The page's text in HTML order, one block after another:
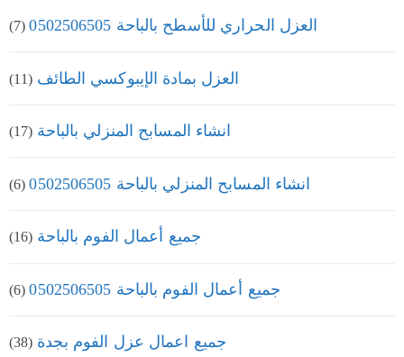
العزل الحراري للأسطح بالباحة 0502506505 (7)
العزل بمادة الإيبوكسي الطائف (11)
انشاء المسابح المنزلي بالباحة (17)
انشاء المسابح المنزلي بالباحة 0502506505 (6)
جميع أعمال الفوم بالباحة (16)
جميع أعمال الفوم بالباحة 0502506505 (6)
جميع اعمال عزل الفوم بجدة (38)